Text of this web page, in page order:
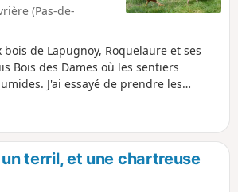
(Pas-de-
bois de Lapugnoy, Roquelaure et ses
Bois des Dames où les sentiers
J'ai essayé de prendre les
assez difficile à suivre. Je
de l'application Visorando.
les chemins sont bien
terril, et une chartreuse